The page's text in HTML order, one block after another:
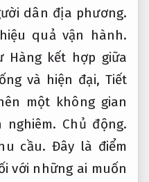
dân địa phương.
quả vận hành.
Hàng kết hợp giữa
và hiện đại, Tiết
một không gian
nghiêm. Chủ động.
cầu. Đây là điểm
với những ai muốn